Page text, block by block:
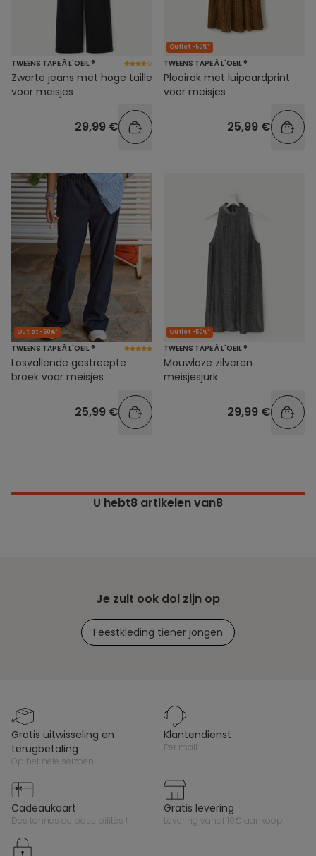
TWEENS TAPE À L'OEIL ®
Zwarte jeans met hoge taille
voor meisjes
29,99 €
Outlet -50%*
TWEENS TAPE À L'OEIL ®
Plooirok met luipaardprint
voor meisjes
25,99 €
Outlet -60%*
TWEENS TAPE À L'OEIL ®
Losvallende gestreepte
broek voor meisjes
25,99 €
Outlet -50%*
TWEENS TAPE À L'OEIL ®
Mouwloze zilveren
meisjesjurk
29,99 €
U hebt8 artikelen van8
Je zult ook dol zijn op
Feestkleding tiener jongen
gratis uitwisseling en
terugbetaling
op het hele seizoen
klantendienst
per mail
cadeaukaart
des tonnes de possibilités !
gratis levering
levering vanaf 10€ aankoop